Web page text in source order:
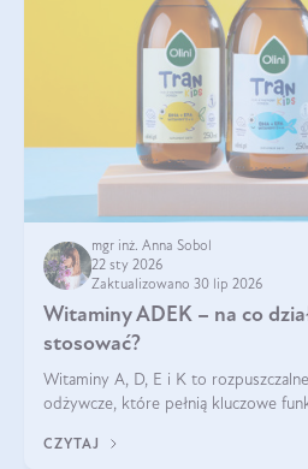
mgr inż. Anna Sobol
22 sty 2026
Zaktualizowano 30 lip 2026
Witaminy ADEK – na co
stosować?
Witaminy A, D, E i K to
odżywcze, które pełnią kluczowe
krzepliwość krwi oraz mineralizację
CZYTAJ